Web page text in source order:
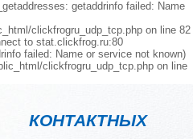
getaddrinfo failed: Name
clickfrogru_udp_tcp.php on line 82
to stat.clickfrog.ru:80
failed: Name or service not known)
clickfrogru_udp_tcp.php on line
КОНТАКТНЫХ